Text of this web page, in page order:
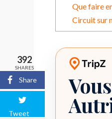
Que faire
Circuit sur
392
SHARES
Share
Tweet